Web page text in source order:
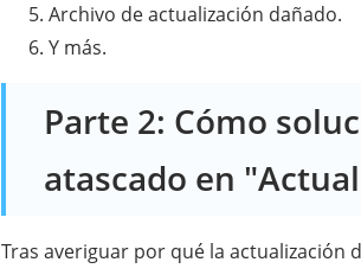
Archivo de actualización dañado.
Y más.
Parte 2: Cómo
atascado en
Tras averiguar por qué la actualización